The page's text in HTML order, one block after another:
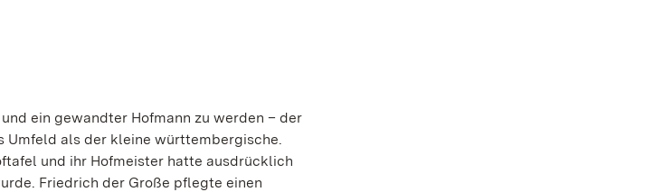
ein gewandter Hofmann zu werden – der
Umfeld als der kleine württembergische.
und ihr Hofmeister hatte ausdrücklich
Friedrich der Große pflegte einen